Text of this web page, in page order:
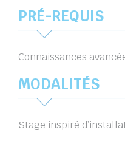
PRÉ-REQUIS
Connaissances
MODALITÉS
Stage inspiré